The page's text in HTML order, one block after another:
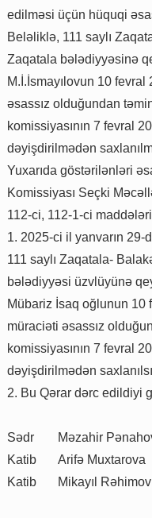
edilməsi üçün hüquqi
Beləliklə, 111 saylı
Zaqatala bələdiyyəsinə
M.İ.İsmayılovun 10
əsassız olduğundan
komissiyasının 7 fevral
dəyişdirilmədən
Yuxarıda göstərilənləri
Komissiyası Seçki
112-ci, 112-1-ci
1. 2025-ci il yanvarın
111 saylı Zaqatala-
bələdiyyəsi üzvlüyünə
Mübariz İsaq oğlunun 10
müraciəti əsassız
komissiyasının 7 fevral
dəyişdirilmədən
2. Bu Qərar dərc edildiyi
Sədr
Məzahir
Katib
Arifə Muxtarova
Katib
Mikayıl Rəhimov